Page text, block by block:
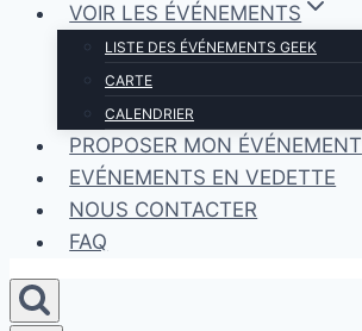
VOIR LES ÉVÉNEMENTS
LISTE DES ÉVÉNEMENTS GEEK
CARTE
CALENDRIER
PROPOSER MON ÉVÉNEMENT
EVÉNEMENTS EN VEDETTE
NOUS CONTACTER
FAQ